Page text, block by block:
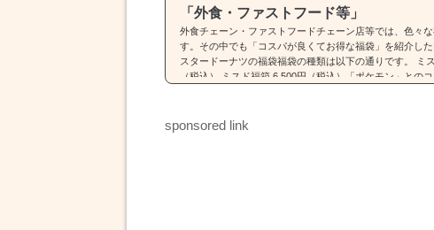
「外食・ファストフード等」
外食チェーン・ファストフードチェーン店等では、色々
す。その中でも「コスパが良くてお得な福袋」を紹介し
スタードーナツの福袋福袋の種類は以下の通りです。 ミ
（税込） ミスド福箱 6,500円（税込）「ポケモン」とのコ
4.com福袋の種類は以下の通りです。 福袋（税込2,500円
sponsored link